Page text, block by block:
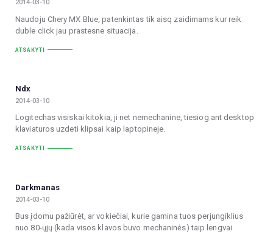
2014-03-10
Naudoju Chery MX Blue, patenkintas tik aisq zaidimams kur reik
duble click jau prastesne situacija.
ATSAKYTI
Ndx
2014-03-10
Logitechas visiskai kitokia, ji net nemechanine, tiesiog ant desktop
klaviaturos uzdeti klipsai kaip laptopineje.
ATSAKYTI
Darkmanas
2014-03-10
Bus įdomu pažiūrėt, ar vokiečiai, kurie gamina tuos perjungiklius
nuo 80-ųjų (kada visos klavos buvo mechaninės) taip lengvai